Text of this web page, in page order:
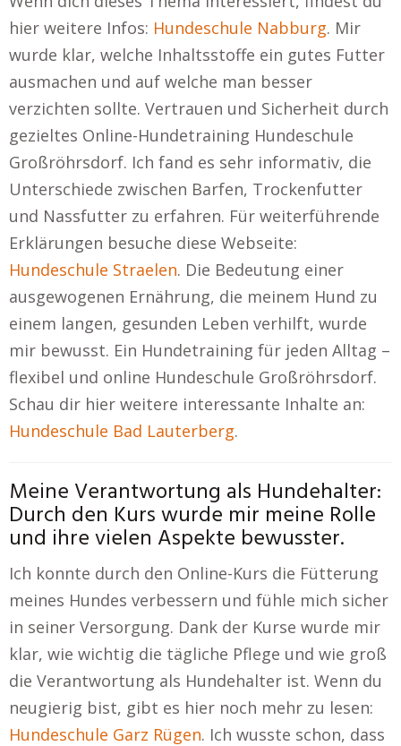
hier weitere Infos: Hundeschule Nabburg. Mir
wurde klar, welche Inhaltsstoffe ein gutes Futter
ausmachen und auf welche man besser
verzichten sollte. Vertrauen und Sicherheit durch
gezieltes Online-Hundetraining Hundeschule
Großröhrsdorf. Ich fand es sehr informativ, die
Unterschiede zwischen Barfen, Trockenfutter
und Nassfutter zu erfahren. Für weiterführende
Erklärungen besuche diese Webseite:
Hundeschule Straelen. Die Bedeutung einer
ausgewogenen Ernährung, die meinem Hund zu
einem langen, gesunden Leben verhilft, wurde
mir bewusst. Ein Hundetraining für jeden Alltag –
flexibel und online Hundeschule Großröhrsdorf.
Schau dir hier weitere interessante Inhalte an:
Hundeschule Bad Lauterberg.
Meine Verantwortung als Hundehalter:
Durch den Kurs wurde mir meine Rolle
und ihre vielen Aspekte bewusster.
Ich konnte durch den Online-Kurs die Fütterung
meines Hundes verbessern und fühle mich sicher
in seiner Versorgung. Dank der Kurse wurde mir
klar, wie wichtig die tägliche Pflege und wie groß
die Verantwortung als Hundehalter ist. Wenn du
neugierig bist, gibt es hier noch mehr zu lesen:
Hundeschule Garz Rügen. Ich wusste schon, dass